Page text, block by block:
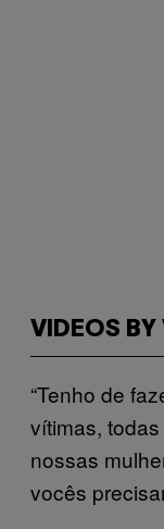
VIDEOS BY
“Tenho de
vítimas,
nossas
vocês